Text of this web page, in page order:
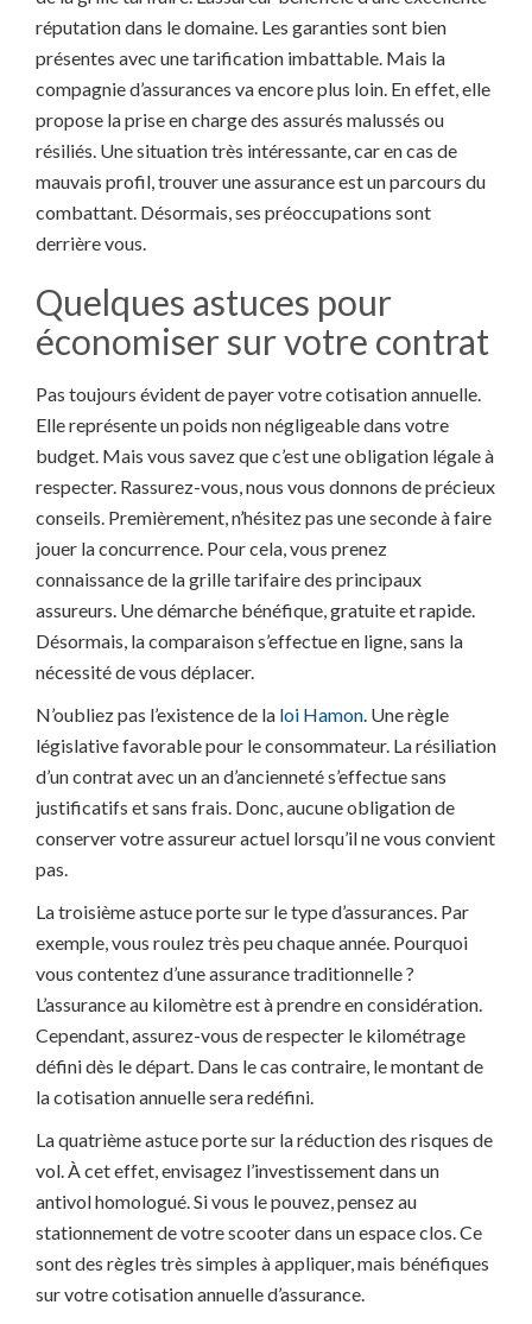
réputation dans le domaine. Les garanties sont bien
présentes avec une tarification imbattable. Mais la
compagnie d’assurances va encore plus loin. En effet, elle
propose la prise en charge des assurés malussés ou
résiliés. Une situation très intéressante, car en cas de
mauvais profil, trouver une assurance est un parcours du
combattant. Désormais, ses préoccupations sont
derrière vous.
Quelques astuces pour
économiser sur votre contrat
Pas toujours évident de payer votre cotisation annuelle.
Elle représente un poids non négligeable dans votre
budget. Mais vous savez que c’est une obligation légale à
respecter. Rassurez-vous, nous vous donnons de précieux
conseils. Premièrement, n’hésitez pas une seconde à faire
jouer la concurrence. Pour cela, vous prenez
connaissance de la grille tarifaire des principaux
assureurs. Une démarche bénéfique, gratuite et rapide.
Désormais, la comparaison s’effectue en ligne, sans la
nécessité de vous déplacer.
N’oubliez pas l’existence de la loi Hamon. Une règle
législative favorable pour le consommateur. La résiliation
d’un contrat avec un an d’ancienneté s’effectue sans
justificatifs et sans frais. Donc, aucune obligation de
conserver votre assureur actuel lorsqu’il ne vous convient
pas.
La troisième astuce porte sur le type d’assurances. Par
exemple, vous roulez très peu chaque année. Pourquoi
vous contentez d’une assurance traditionnelle ?
L’assurance au kilomètre est à prendre en considération.
Cependant, assurez-vous de respecter le kilométrage
défini dès le départ. Dans le cas contraire, le montant de
la cotisation annuelle sera redéfini.
La quatrième astuce porte sur la réduction des risques de
vol. À cet effet, envisagez l’investissement dans un
antivol homologué. Si vous le pouvez, pensez au
stationnement de votre scooter dans un espace clos. Ce
sont des règles très simples à appliquer, mais bénéfiques
sur votre cotisation annuelle d’assurance.